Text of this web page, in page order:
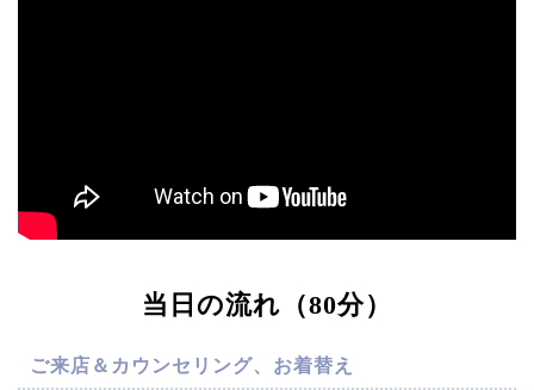
当日の流れ（80分）
ご来店＆カウンセリング、お着替え